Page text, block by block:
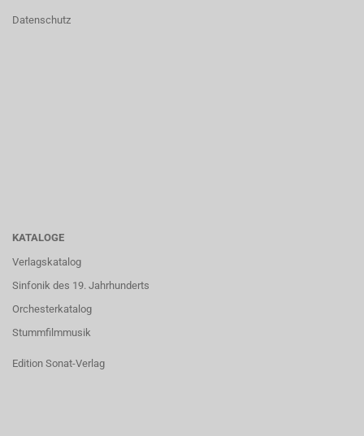
Datenschutz
KATALOGE
Verlagskatalog
Sinfonik des 19. Jahrhunderts
Orchesterkatalog
Stummfilmmusik
Edition Sonat-Verlag